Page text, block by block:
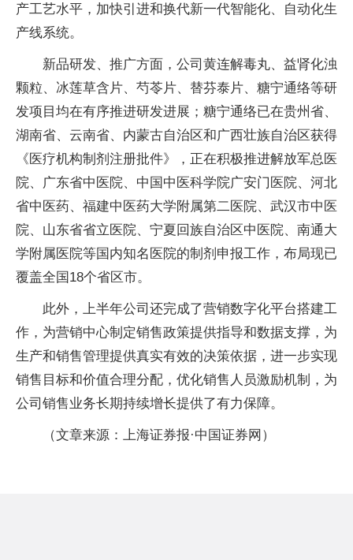
产工艺水平，加快引进和换代新一代智能化、自动化生
产线系统。
新品研发、推广方面，公司黄连解毒丸、益肾化浊
颗粒、冰莲草含片、芍苓片、替芬泰片、糖宁通络等研
发项目均在有序推进研发进展；糖宁通络已在贵州省、
湖南省、云南省、内蒙古自治区和广西壮族自治区获得
《医疗机构制剂注册批件》，正在积极推进解放军总医
院、广东省中医院、中国中医科学院广安门医院、河北
省中医药、福建中医药大学附属第二医院、武汉市中医
院、山东省省立医院、宁夏回族自治区中医院、南通大
学附属医院等国内知名医院的制剂申报工作，布局现已
覆盖全国18个省区市。
此外，上半年公司还完成了营销数字化平台搭建工
作，为营销中心制定销售政策提供指导和数据支撑，为
生产和销售管理提供真实有效的决策依据，进一步实现
销售目标和价值合理分配，优化销售人员激励机制，为
公司销售业务长期持续增长提供了有力保障。
（文章来源：上海证券报·中国证券网）